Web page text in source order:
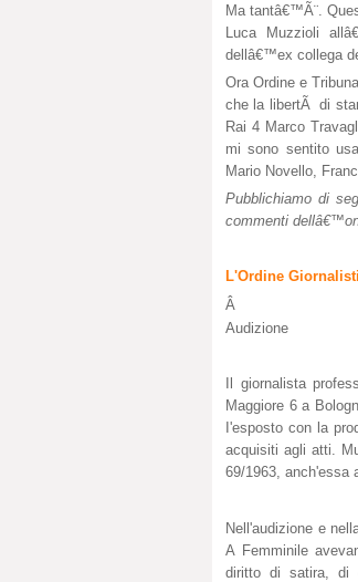
Ma tantâ€™Ã¨.
Luca Muzzioli
dellâ€™ex collega
Ora Ordine e
che la libertÃ di
Rai 4 Marco
mi sono sentito
Mario Novello,
Pubblichiamo di
commenti
L'Ordine
Â
Audizione
Il giornalista
Maggiore 6 a
I'esposto con la
acquisiti agli atti.
69/1963, anch'essa
Nell'audizione e
A Femminile
diritto di satira, di